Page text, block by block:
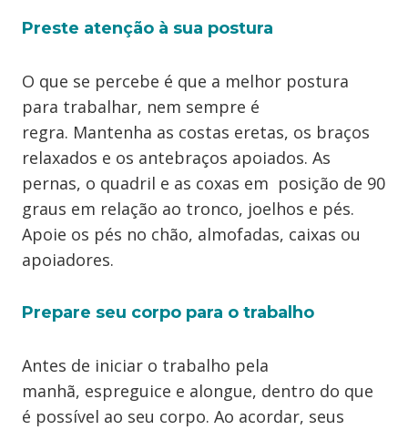
Preste atenção à sua postura
O que se percebe é que a melhor postura
para trabalhar, nem sempre é
regra. Mantenha as costas eretas, os braços
relaxados e os antebraços apoiados. As
pernas, o quadril e as coxas em posição de 90
graus em relação ao tronco, joelhos e pés.
Apoie os pés no chão, almofadas, caixas ou
apoiadores.
Prepare seu corpo para o trabalho
Antes de iniciar o trabalho pela
manhã, espreguice e alongue, dentro do que
é possível ao seu corpo. Ao acordar, seus